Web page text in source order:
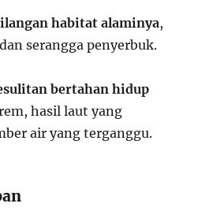
habitat alaminya,
serangga penyerbuk.
bertahan hidup
hasil laut yang
air yang terganggu.